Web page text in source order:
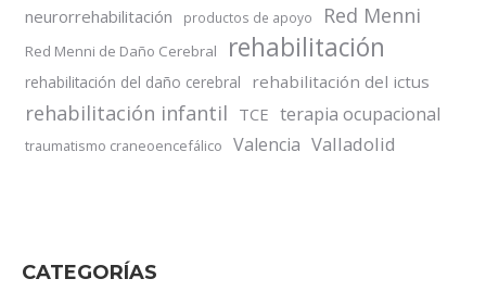
neurorrehabilitación productos de apoyo Red Menni
Red Menni de Daño Cerebral rehabilitación
rehabilitación del daño cerebral rehabilitación del ictus
rehabilitación infantil TCE terapia ocupacional
traumatismo craneoencefálico Valencia Valladolid
CATEGORÍAS